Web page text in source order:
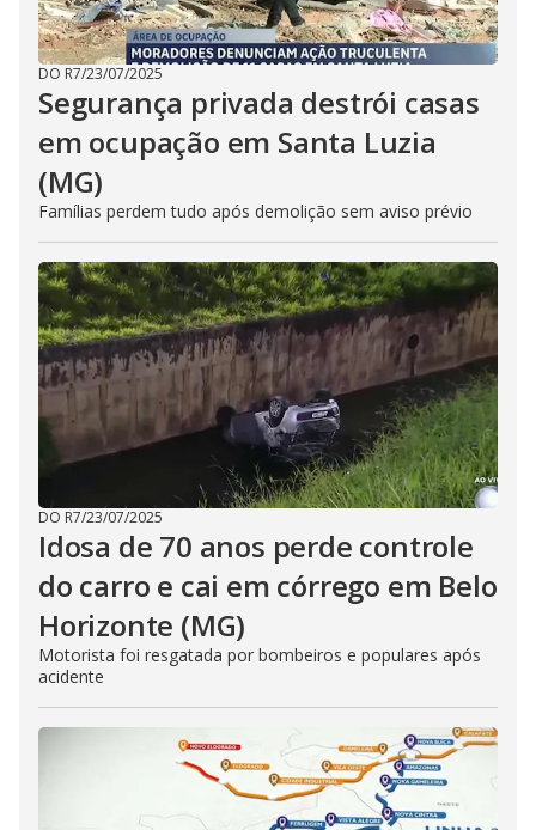
DO R7/23/07/2025
Segurança privada destrói casas
em ocupação em Santa Luzia
(MG)
Famílias perdem tudo após demolição sem aviso prévio
DO R7/23/07/2025
Idosa de 70 anos perde controle
do carro e cai em córrego em Belo
Horizonte (MG)
Motorista foi resgatada por bombeiros e populares após
acidente